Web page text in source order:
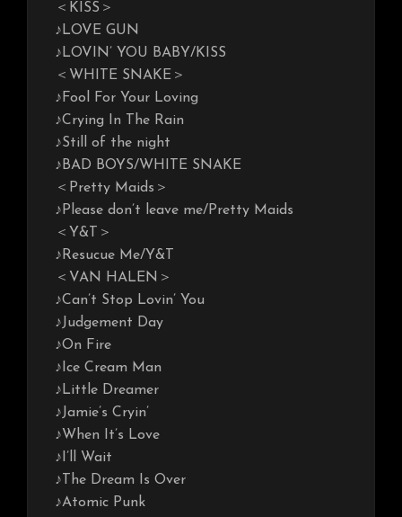
＜KISS＞
♪LOVE GUN
♪LOVIN’ YOU BABY/KISS
＜WHITE SNAKE＞
♪Fool For Your Loving
♪Crying In The Rain
♪Still of the night
♪BAD BOYS/WHITE SNAKE
＜Pretty Maids＞
♪Please don’t leave me/Pretty Maids
＜Y&T＞
♪Resucue Me/Y&T
＜VAN HALEN＞
♪Can’t Stop Lovin’ You
♪Judgement Day
♪On Fire
♪Ice Cream Man
♪Little Dreamer
♪Jamie’s Cryin’
♪When It’s Love
♪I’ll Wait
♪The Dream Is Over
♪Atomic Punk